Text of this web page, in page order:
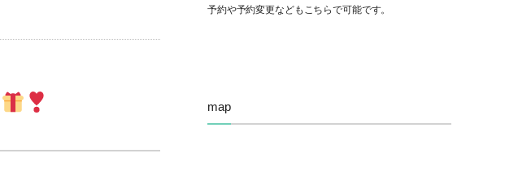
予約や予約変更などもこちらで可能です。
map